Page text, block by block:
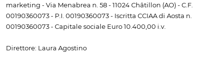
marketing - Via Menabrea n. 58 - 11024 Châtillon (AO) - C.F.
00190360073 - P.I. 00190360073 - Iscritta CCIAA di Aosta n.
00190360073 - Capitale sociale Euro 10.400,00 i.v.
Direttore: Laura Agostino